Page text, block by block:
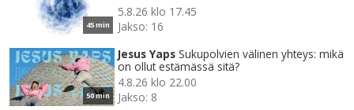
45 min
5.8.26 klo 17.45
Jakso: 16
50 min
Jesus Yaps Sukupolvien välinen yhteys: mikä
on ollut estämässä sitä?
4.8.26 klo 22.00
Jakso: 8